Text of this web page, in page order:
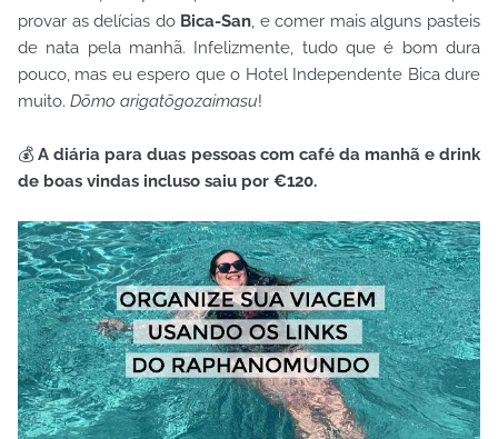
provar as delícias do Bica-San, e comer mais alguns pasteis
de nata pela manhã. Infelizmente, tudo que é bom dura
pouco, mas eu espero que o Hotel Independente Bica dure
muito. Dōmo arigatōgozaimasu!
💰 A diária para duas pessoas com café da manhã e drink
de boas vindas incluso saiu por €120.